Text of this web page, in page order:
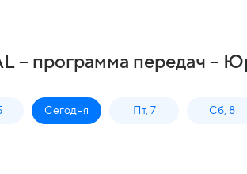
– программа передач –
Сегодня Пт, 7 Сб, 8